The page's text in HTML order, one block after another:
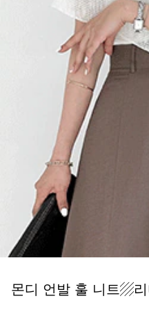
몬디 언발 훌 니트▨